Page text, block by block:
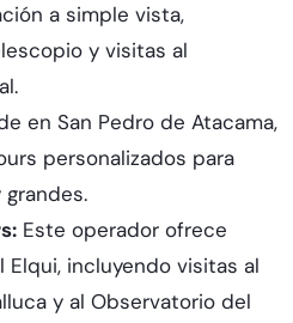
a simple vista,
y visitas al
en San Pedro de Atacama,
personalizados para
Este operador ofrece
Elqui, incluyendo visitas al
y al Observatorio del